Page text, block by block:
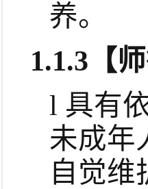
养。
1.1.3 【
l 具有
未成年
自觉维